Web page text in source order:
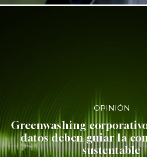
OPINIÓN
Greenwashing
datos deben guiar la
sustentable